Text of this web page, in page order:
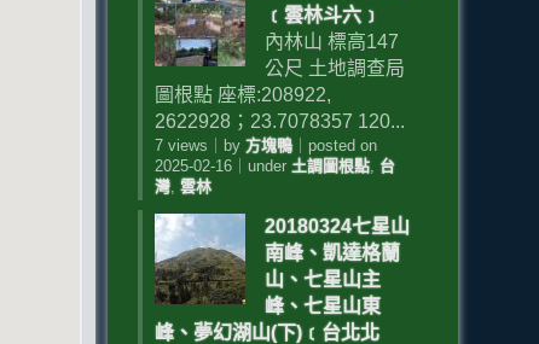
﹝雲林斗六﹞
內林山 標高147
公尺 土地調查局
圖根點 座標:208922,
2622928；23.7078357 120...
7 views by 方塊鴨｜ posted on
2025-02-16｜ under 土調圖根點, 台
灣, 雲林
20180324七星山
南峰、凱達格蘭
山、七星山主
峰、七星山東
峰、夢幻湖山(下)﹝台北北